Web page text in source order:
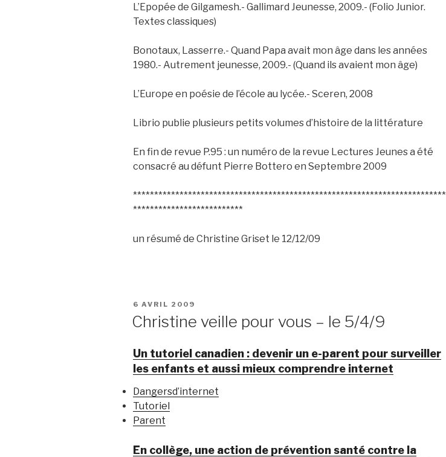
L’Epopée de Gilgamesh.- Gallimard Jeunesse, 2009.- (Folio Junior.
Textes classiques)
Bonotaux, Lasserre.- Quand Papa avait mon âge dans les années
1980.- Autrement jeunesse, 2009.- (Quand ils avaient mon âge)
L’Europe en poésie de l’école au lycée.- Sceren, 2008
Librio publie plusieurs petits volumes d’histoire de la littérature
En fin de revue P.95 : un numéro de la revue Lectures Jeunes a été
consacré au défunt Pierre Bottero en Septembre 2009
**************************************************************************
**************************
un résumé de Christine Griset le 12/12/09
PUBLIÉ
6 AVRIL 2009
Christine veille pour vous – le 5/4/9
Un tutoriel canadien : devenir un e-parent pour surveiller
les enfants et aussi mieux comprendre internet
Dangersd’internet
Tutoriel
Parent
En collège, une action de prévention santé contre la